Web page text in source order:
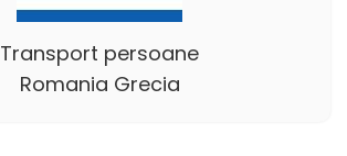
Transport persoane
Romania Grecia